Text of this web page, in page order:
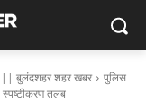
|| बुलंदशहर शहर खबर
पुलिस
स्पष्टीकरण तलब